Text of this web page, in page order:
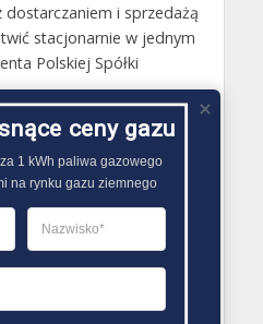
i sprzedażą
stacjonarnie w jednym
Polskiej Spółki
ceny gazu
1 kWh paliwa gazowego
na rynku gazu ziemnego